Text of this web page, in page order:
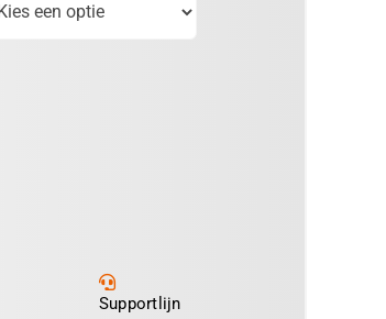
Supportlijn